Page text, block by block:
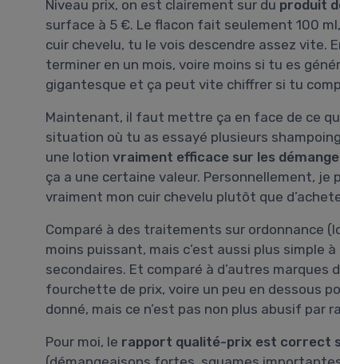
Niveau prix, on est clairement sur du produit
surface à 5 €. Le flacon fait seulement 100
cuir chevelu, tu le vois descendre assez vite.
terminer en un mois, voire moins si tu es
gigantesque et ça peut vite chiffrer si tu
Maintenant, il faut mettre ça en face de ce
situation où tu as essayé plusieurs
une lotion vraiment efficace sur les
ça a une certaine valeur. Personnellement,
vraiment mon cuir chevelu plutôt que
Comparé à des traitements sur ordonnance
moins puissant, mais c’est aussi plus simple
secondaires. Et comparé à d’autres
fourchette de prix, voire un peu en dessous
donné, mais ce n’est pas non plus abusif par
Pour moi, le rapport qualité-prix est correct